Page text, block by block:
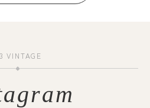
VINTAGE
◆